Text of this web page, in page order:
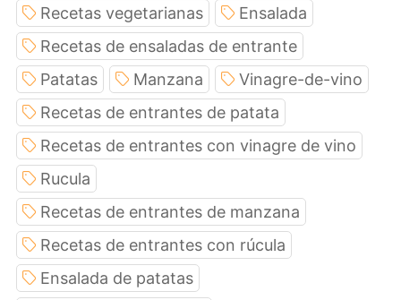
Recetas vegetarianas
Ensalada
Recetas de ensaladas de entrante
Patatas
Manzana
Vinagre-de-vino
Recetas de entrantes de patata
Recetas de entrantes con vinagre de vino
Rucula
Recetas de entrantes de manzana
Recetas de entrantes con rúcula
Ensalada de patatas